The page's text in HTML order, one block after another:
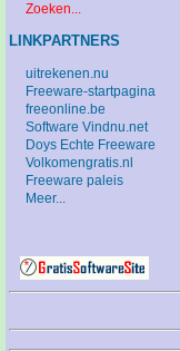
Zoeken...
LINKPARTNERS
uitrekenen.nu
Freeware-startpagina
freeonline.be
Software Vindnu.net
Doys Echte Freeware
Volkomengratis.nl
Freeware paleis
Meer...